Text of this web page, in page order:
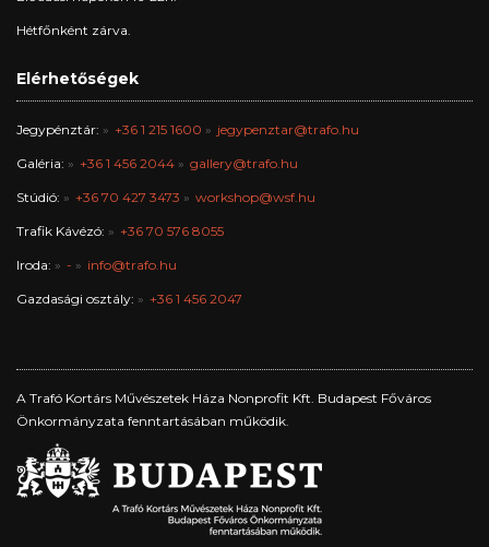
Hétfőnként zárva.
Elérhetőségek
Jegypénztár: +36 1 215 1600 jegypenztar@trafo.hu
Galéria: +36 1 456 2044 gallery@trafo.hu
Stúdió: +36 70 427 3473 workshop@wsf.hu
Trafik Kávézó: +36 70 576 8055
Iroda: - info@trafo.hu
Gazdasági osztály: +36 1 456 2047
A Trafó Kortárs Művészetek Háza Nonprofit Kft. Budapest Főváros
Önkormányzata fenntartásában működik.